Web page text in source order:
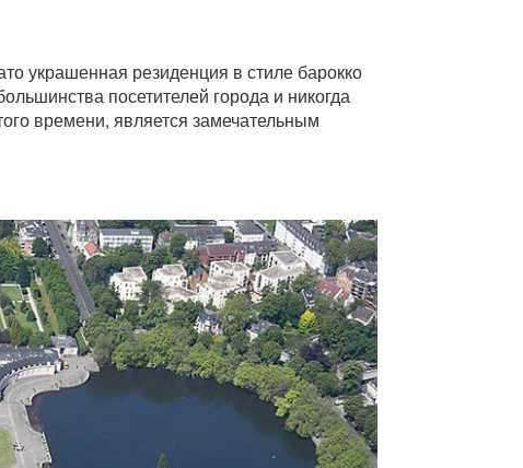
украшенная резиденция в стиле барокко
посетителей города и никогда
времени, является замечательным